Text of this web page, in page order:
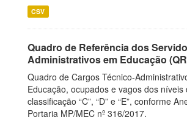
CSV
Quadro de Referência dos
Administrativos em Educação
Quadro de Cargos Técnico-
Educação, ocupados e vagos dos níveis
classificação “C”, “D” e “E”, conforme
Portaria MP/MEC nº 316/2017.